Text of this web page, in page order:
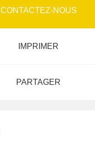
CONTACTEZ-NOUS
IMPRIMER
PARTAGER